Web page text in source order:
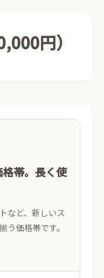
円）
帯。長く使
など、新しいス
う価格帯です。